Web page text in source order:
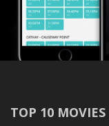
TOP 10 MOVIES